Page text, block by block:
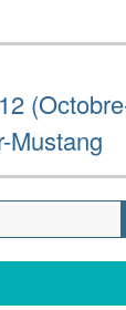
Mustang